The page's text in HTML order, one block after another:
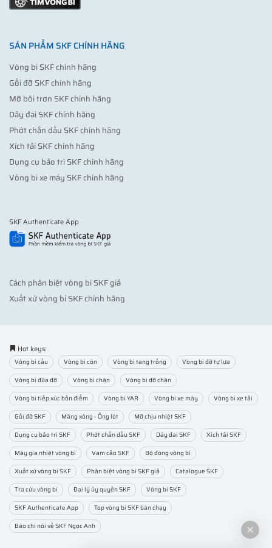
SẢN PHẨM SKF CHÍNH HÃNG
Vòng bi SKF chính hãng
Gối đỡ SKF chính hãng
Mỡ bôi trơn SKF chính hãng
Dây đai SKF chính hãng
Phớt chắn dầu SKF chính hãng
Xích tải SKF chính hãng
Dụng cụ bảo trì SKF chính hãng
Vòng bi xe máy SKF chính hãng
SKF Authenticate App
Cách phân biệt vòng bi SKF giả
Xuất xứ vòng bi SKF chính hãng
Hot keys:
Vòng bi cầu Vòng bi côn Vòng bi tang trống
Vòng bi đỡ tự lựa
Vòng bi đũa đỡ
Vòng bi chặn
Vòng bi đỡ chặn
Vòng bi tiếp xúc bốn điểm
Vòng bi YAR Vòng bi xe máy
Vòng bi xe tải
Gối đỡ SKF
Măng xông - Ống lót
Mỡ chịu nhiệt SKF
Dụng cụ bảo trì SKF
Phớt chắn dầu SKF Dây đai SKF
Xích tải SKF
Máy gia nhiệt vòng bi
Vam cảo SKF
Bộ đóng vòng bi
Xuất xứ vòng bi SKF
Phân biệt vòng bi SKF giả
Catalogue SKF
Tra cứu vòng bi
Đại lý ủy quyền SKF
Vòng bi SKF
SKF Authenticate App
Top vòng bi SKF bán chạy
Báo chí nói về SKF Ngọc Anh